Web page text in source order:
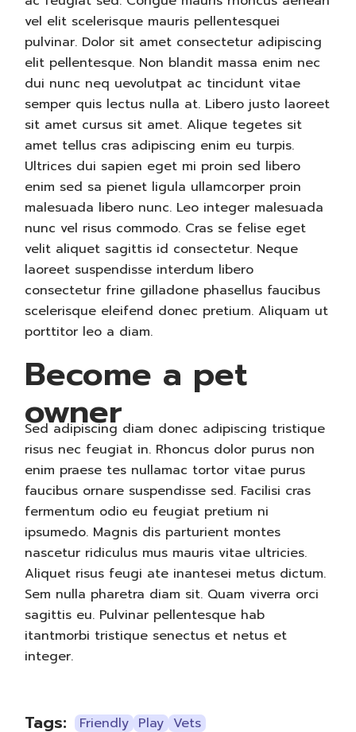
vel elit scelerisque mauris pellentesquei
pulvinar. Dolor sit amet consectetur adipiscing
elit pellentesque. Non blandit massa enim nec
dui nunc neq uevolutpat ac tincidunt vitae
semper quis lectus nulla at. Libero justo laoreet
sit amet cursus sit amet. Alique tegetes sit
amet tellus cras adipiscing enim eu turpis.
Ultrices dui sapien eget mi proin sed libero
enim sed sa pienet ligula ullamcorper proin
malesuada libero nunc. Leo integer malesuada
nunc vel risus commodo. Cras se felise eget
velit aliquet sagittis id consectetur. Neque
laoreet suspendisse interdum libero
consectetur frine gilladone phasellus faucibus
scelerisque eleifend donec pretium. Aliquam ut
porttitor leo a diam.
Become a pet
owner
Sed adipiscing diam donec adipiscing tristique
risus nec feugiat in. Rhoncus dolor purus non
enim praese tes nullamac tortor vitae purus
faucibus ornare suspendisse sed. Facilisi cras
fermentum odio eu feugiat pretium ni
ipsumedo. Magnis dis parturient montes
nascetur ridiculus mus mauris vitae ultricies.
Aliquet risus feugi ate inantesei metus dictum.
Sem nulla pharetra diam sit. Quam viverra orci
sagittis eu. Pulvinar pellentesque hab
itantmorbi tristique senectus et netus et
integer.
Tags: Friendly Play Vets